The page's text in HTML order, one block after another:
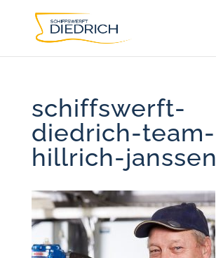
schiffswerft-
diedrich-team-
hillrich-janssen